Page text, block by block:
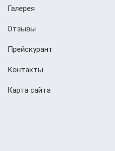
Галерея
Отзывы
Прейскурант
Контакты
Карта сайта